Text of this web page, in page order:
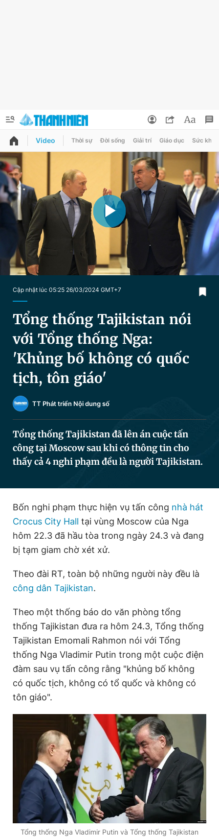
QUẢNG CÁO
Chuyên mục
Chuyên mục khác
Chào ngày mới Tin 24h
Video Magazine
Sản phẩm khác
Tiện ích Bạn cần biết
Thông tin tòa soạn
Theo dõi báo trên
0906 645 777 0908 780 404
Tổng biên tập: Nguyễn Ngọc Toàn
Phó tổng biên tập thường trực: Hải Thành
Phó tổng biên tập: Lâm Hiếu Dũng
Phó tổng biên tập: Trần Việt Hưng
Tổng thư ký tòa soạn: Đức Trung
Giấy phép xuất bản số 110/GP - BTTTT cấp ngày 24.3.2020
© 2003-2026 Bản quyền thuộc về Báo Thanh Niên. Cấm sao
chép dưới mọi hình thức nếu không có sự chấp thuận bằng văn
bản. Phát triển bởi ePi Technologies, JSC.
Thông tin tài khoản
Đổi mật khẩu
Tin đã lưu
Tin đã xem
Đăng xuất
Video Thời sự Đời sống Giải trí Giáo dục Sức khỏe
Cập nhật lúc 05:25 26/03/2024 GMT+7
Tổng thống Tajikistan nói
với Tổng thống Nga:
'Khủng bố không có quốc
tịch, tôn giáo'
TT Phát triển Nội dung số
Tổng thống Tajikistan đã lên án cuộc tấn
công tại Moscow sau khi có thông tin cho
thấy cả 4 nghi phạm đều là người Tajikistan.
Bốn nghi phạm thực hiện vụ tấn công nhà hát
Crocus City Hall tại vùng Moscow của Nga
hôm 22.3 đã hầu tòa trong ngày 24.3 và đang
bị tạm giam chờ xét xử.
Theo đài RT, toàn bộ những người này đều là
công dân Tajikistan.
Theo một thống báo do văn phòng tổng
thống Tajikistan đưa ra hôm 24.3, Tổng thống
Tajikistan Emomali Rahmon nói với Tổng
thống Nga Vladimir Putin trong một cuộc điện
đàm sau vụ tấn công rằng "khủng bố không
có quốc tịch, không có tổ quốc và không có
tôn giáo".
Tổng thống Nga Vladimir Putin và Tổng thống Tajikistan